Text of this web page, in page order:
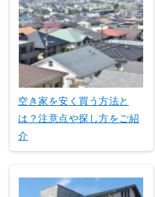
空き家を安く買う方法と
は？注意点や探し方をご紹
介